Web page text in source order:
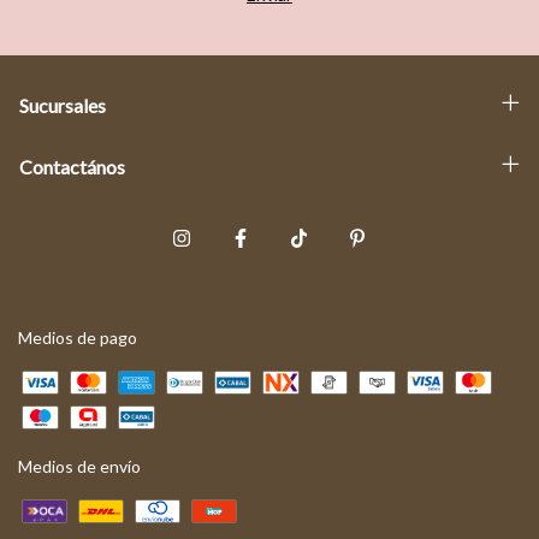
Sucursales
Contactános
Medios de pago
Medios de envío